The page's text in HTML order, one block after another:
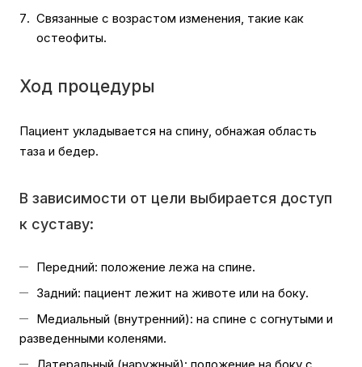
Связанные с возрастом изменения, такие как
остеофиты.
Ход процедуры
Пациент укладывается на спину, обнажая область
таза и бедер.
В зависимости от цели выбирается доступ
к суставу:
Передний: положение лежа на спине.
Задний: пациент лежит на животе или на боку.
Медиальный (внутренний): на спине с согнутыми и
разведенными коленями.
Латеральный (наружный): положение на боку с